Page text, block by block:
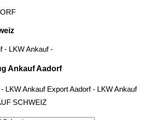
- LKW Ankauf-
Ankauf Aadorf
LKW Ankauf Export Aadorf- LKW Ankauf
SCHWEIZ